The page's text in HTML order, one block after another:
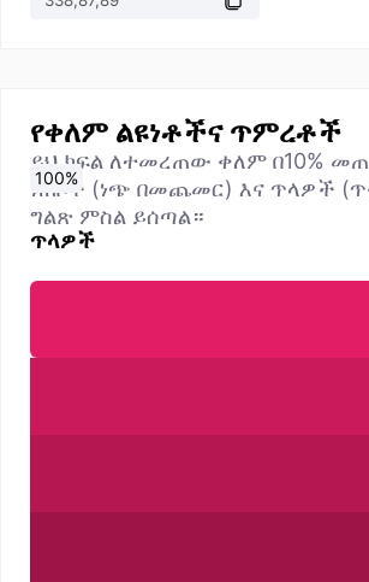
የቀለም ልዩነቶችና ጥምረቶች
ይህ ክፍል ለተመረጠው ቀለም በ10%
ነጠቦች (ነጭ በመጨመር) እና ጥላዎች
ግልጽ ምስል ይሰጣል።
ጥላዎች
0%
10%
20%
30%
40%
50%
60%
70%
80%
90%
100%